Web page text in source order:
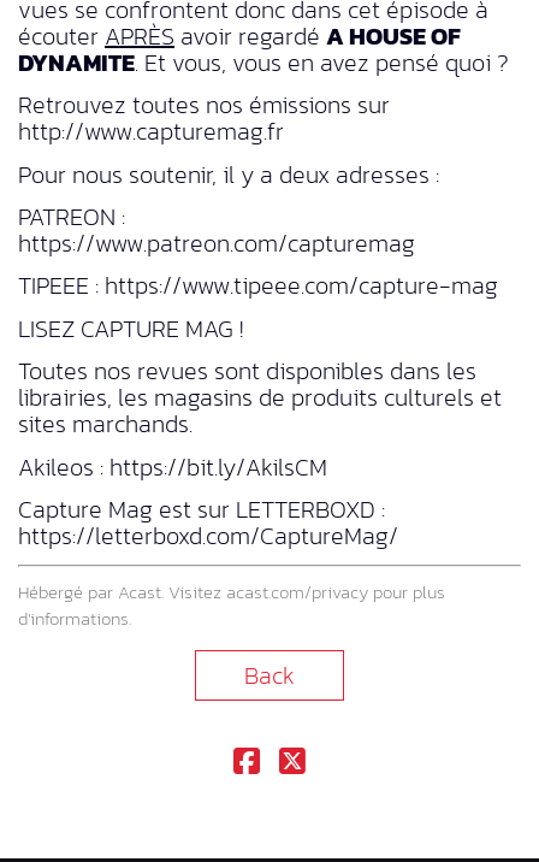
vues se confrontent donc dans cet épisode à
écouter APRÈS avoir regardé A HOUSE OF
DYNAMITE. Et vous, vous en avez pensé quoi ?
Retrouvez toutes nos émissions sur
http://www.capturemag.fr
Pour nous soutenir, il y a deux adresses :
PATREON :
https://www.patreon.com/capturemag
TIPEEE : https://www.tipeee.com/capture-mag
LISEZ CAPTURE MAG !
Toutes nos revues sont disponibles dans les
librairies, les magasins de produits culturels et
sites marchands.
Akileos : https://bit.ly/AkilsCM
Capture Mag est sur LETTERBOXD :
https://letterboxd.com/CaptureMag/
Hébergé par Acast. Visitez acast.com/privacy pour plus
d’informations.
Back